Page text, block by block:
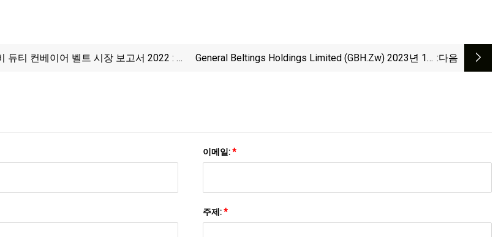
듀티 컨베이어 벨트 시장 보고서 2022 : 자
General Beltings Holdings Limited (GBH.zw) 2023년 1분 :다음
이메일:*
주제:*